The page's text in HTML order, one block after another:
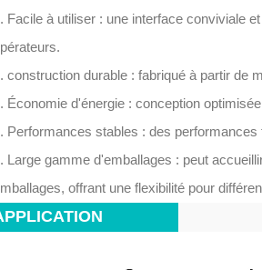
Facile à utiliser : une interface conviviale
construction durable : fabriqué à partir de
Économie d'énergie : conception
Performances stables : des
Large gamme d'emballages : peut
offrant une flexibilité pour